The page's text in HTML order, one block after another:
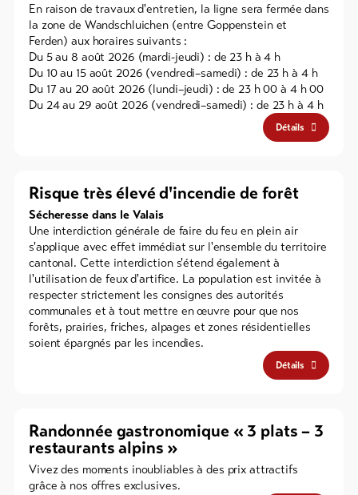
En raison de travaux d'entretien, la ligne sera fermée dans
la zone de Wandschluichen (entre Goppenstein et
Ferden) aux horaires suivants :
Du 5 au 8 août 2026 (mardi-jeudi) : de 23 h à 4 h
Du 10 au 15 août 2026 (vendredi–samedi) : de 23 h à 4 h
Du 17 au 20 août 2026 (lundi–jeudi) : de 23 h 00 à 4 h 00
Du 24 au 29 août 2026 (vendredi–samedi) : de 23 h à 4 h
Détails
Risque très élevé d'incendie de forêt
Sécheresse dans le Valais
Une interdiction générale de faire du feu en plein air
s'applique avec effet immédiat sur l'ensemble du territoire
cantonal. Cette interdiction s'étend également à
l'utilisation de feux d'artifice. La population est invitée à
respecter strictement les consignes des autorités
communales et à tout mettre en œuvre pour que nos
forêts, prairies, friches, alpages et zones résidentielles
soient épargnés par les incendies.
Détails
Randonnée gastronomique « 3 plats – 3
restaurants alpins »
Vivez des moments inoubliables à des prix attractifs
grâce à nos offres exclusives.